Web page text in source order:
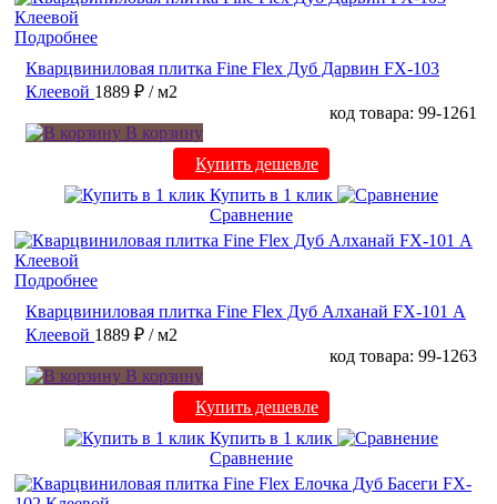
Подробнее
Кварцвиниловая плитка Fine Flex Дуб Дарвин FX-103
Клеевой 1889 ₽ / м2
код товара: 99-1261
В корзину
Купить дешевле
Купить в 1 клик
Сравнение
Подробнее
Кварцвиниловая плитка Fine Flex Дуб Алханай FX-101 А
Клеевой 1889 ₽ / м2
код товара: 99-1263
В корзину
Купить дешевле
Купить в 1 клик
Сравнение